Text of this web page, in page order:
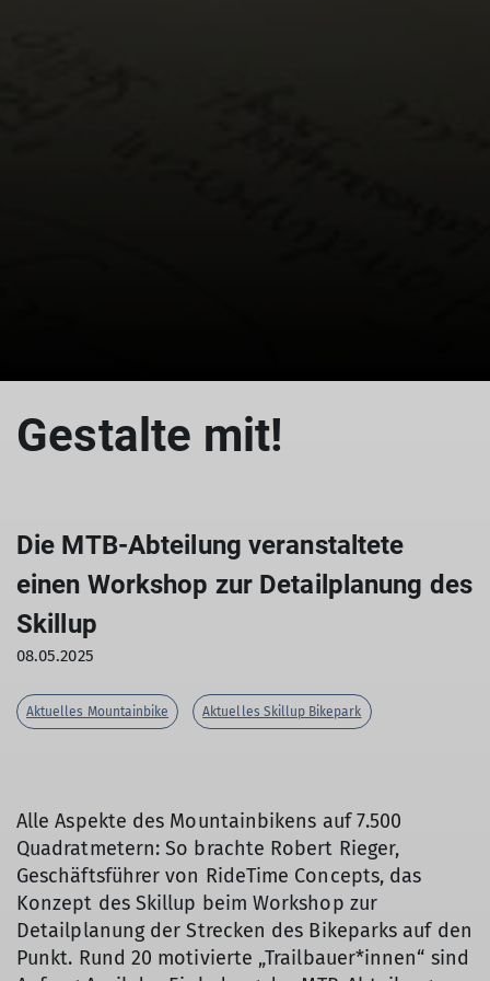
Gestalte mit!
Die MTB-Abteilung veranstaltete
einen Workshop zur Detailplanung des
Skillup
08.05.2025
Aktuelles Mountainbike Aktuelles Skillup Bikepark
Alle Aspekte des Mountainbikens auf 7.500
Quadratmetern: So brachte Robert Rieger,
Geschäftsführer von RideTime Concepts, das
Konzept des Skillup beim Workshop zur
Detailplanung der Strecken des Bikeparks auf den
Punkt. Rund 20 motivierte „Trailbauer*innen“ sind